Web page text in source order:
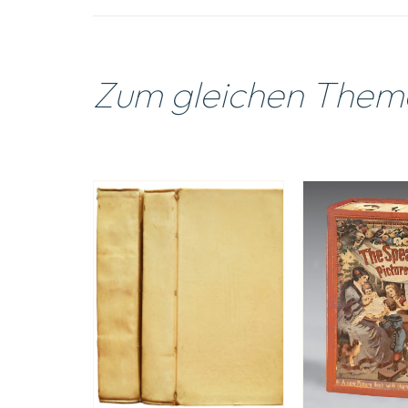
Zum gleichen